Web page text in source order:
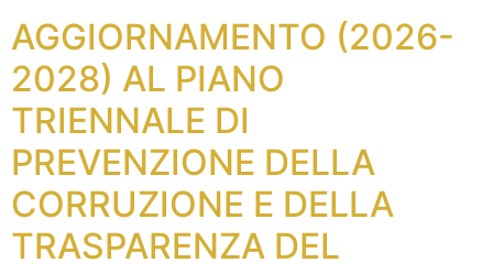
AGGIORNAMENTO (2026-
2028) AL PIANO
TRIENNALE DI
PREVENZIONE DELLA
CORRUZIONE E DELLA
TRASPARENZA DEL